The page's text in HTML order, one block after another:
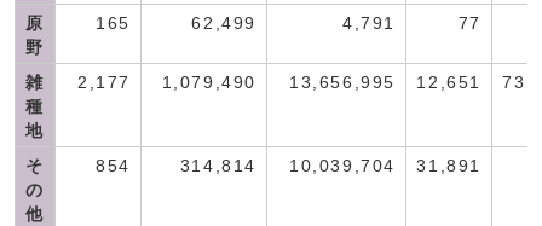
原
野
165 62,499 4,791 77
雑
種
地
2,177 1,079,490 13,656,995 12,651
そ
の
他
854 314,814 10,039,704 31,891